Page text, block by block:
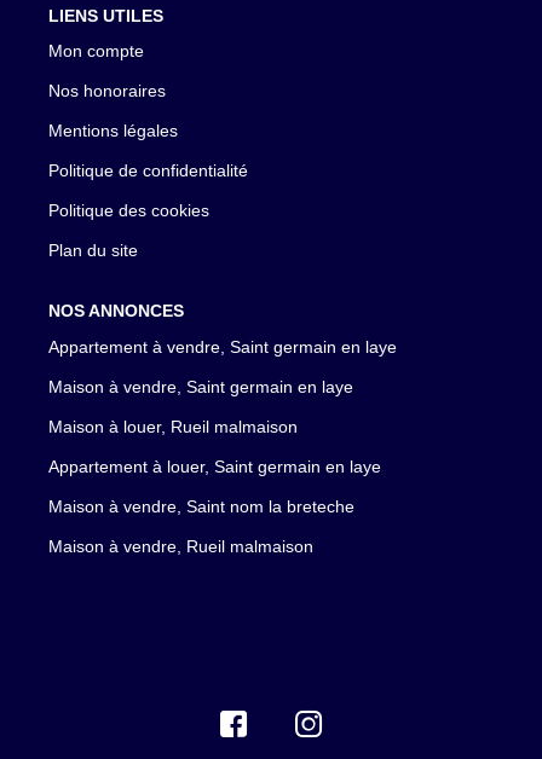
LIENS UTILES
Mon compte
Nos honoraires
Mentions légales
Politique de confidentialité
Politique des cookies
Plan du site
NOS ANNONCES
Appartement à vendre, Saint germain en laye
Maison à vendre, Saint germain en laye
Maison à louer, Rueil malmaison
Appartement à louer, Saint germain en laye
Maison à vendre, Saint nom la breteche
Maison à vendre, Rueil malmaison